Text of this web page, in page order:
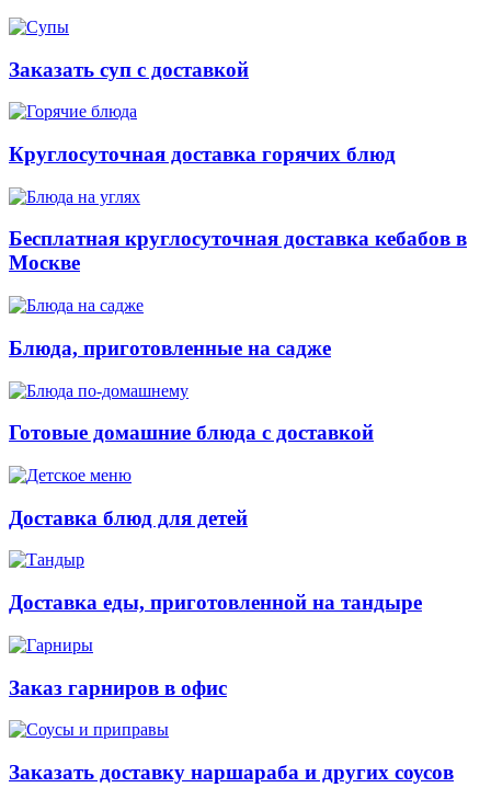
Заказать суп с доставкой
Круглосуточная доставка горячих блюд
Бесплатная круглосуточная доставка кебабов в
Москве
Блюда, приготовленные на садже
Готовые домашние блюда с доставкой
Доставка блюд для детей
Доставка еды, приготовленной на тандыре
Заказ гарниров в офис
Заказать доставку наршараба и других соусов